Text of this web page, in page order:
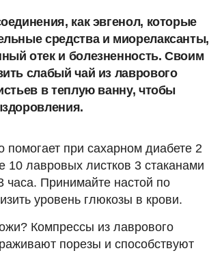
как эвгенол, которые
средства и миорелаксанты,
отек и болезненность. Своим
слабый чай из лаврового
в теплую ванну, чтобы
при сахарном диабете 2
10 лавровых листков 3 стаканами
часа. Принимайте настой по
уровень глюкозы в крови.
Компрессы из лаврового
порезы и способствуют